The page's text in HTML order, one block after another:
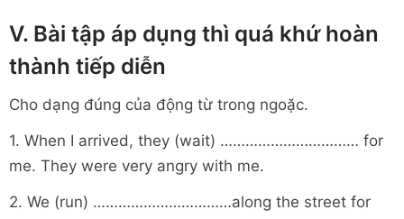
V. Bài tập áp dụng thì quá khứ hoàn
thành tiếp diễn
Cho dạng đúng của động từ trong ngoặc.
1. When I arrived, they (wait) …………………………… for
me. They were very angry with me.
2. We (run) ……………………………along the street for